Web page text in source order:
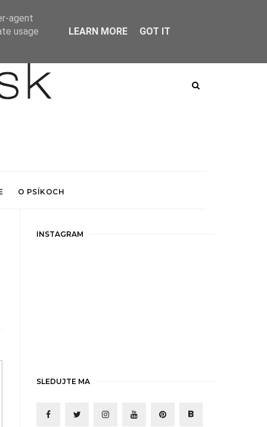
O PSÍKOCH
INSTAGRAM
SLEDUJTE MA
agent
usage
LEARN MORE GOT IT